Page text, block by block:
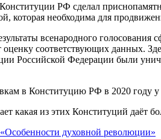
РФ сделал
которая необходима для
всенародного
оценку соответствующих данных.
Российской Федерации были
в Конституцию РФ в 2020 году у
какая из этих Конституций даёт
духовной революции»